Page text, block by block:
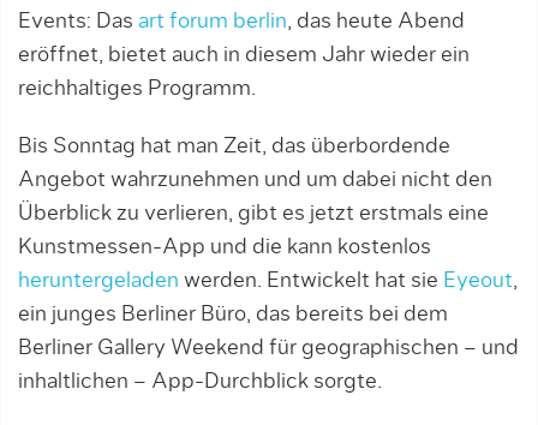
Events: Das art forum berlin, das heute Abend
eröffnet, bietet auch in diesem Jahr wieder ein
reichhaltiges Programm.
Bis Sonntag hat man Zeit, das überbordende
Angebot wahrzunehmen und um dabei nicht den
Überblick zu verlieren, gibt es jetzt erstmals eine
Kunstmessen-App und die kann kostenlos
heruntergeladen werden. Entwickelt hat sie Eyeout,
ein junges Berliner Büro, das bereits bei dem
Berliner Gallery Weekend für geographischen – und
inhaltlichen – App-Durchblick sorgte.